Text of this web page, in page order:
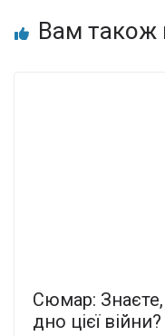
Вам також
Сюмар:
дно цієї